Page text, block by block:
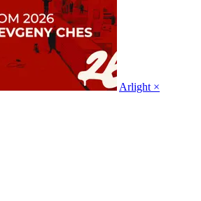
Arlight ×